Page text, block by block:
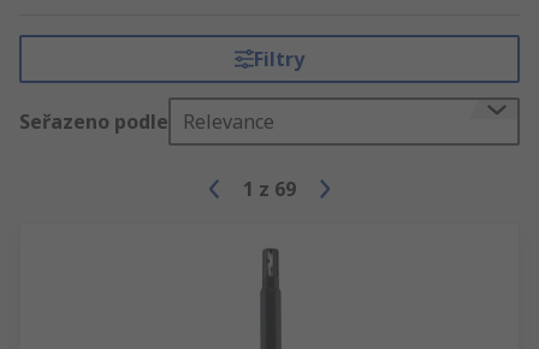
Filtry
Seřazeno podle Relevance
1 z 69